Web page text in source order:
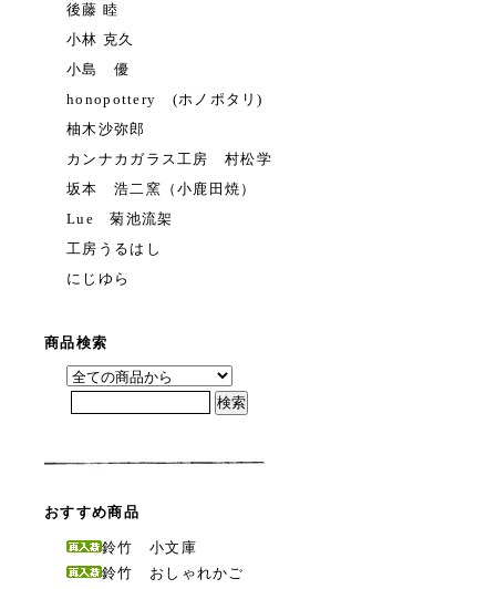
後藤 睦
小林 克久
小島 優
honopottery (ホノポタリ)
柚木沙弥郎
カンナカガラス工房 村松学
坂本 浩二窯（小鹿田焼）
Lue 菊池流架
工房うるはし
にじゆら
商品検索
おすすめ商品
鈴竹 小文庫
鈴竹 おしゃれかご